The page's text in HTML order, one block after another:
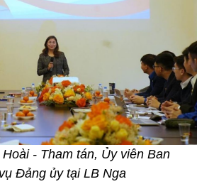
- Tham tán, Ủy viên Ban
Đảng ủy tại LB Nga